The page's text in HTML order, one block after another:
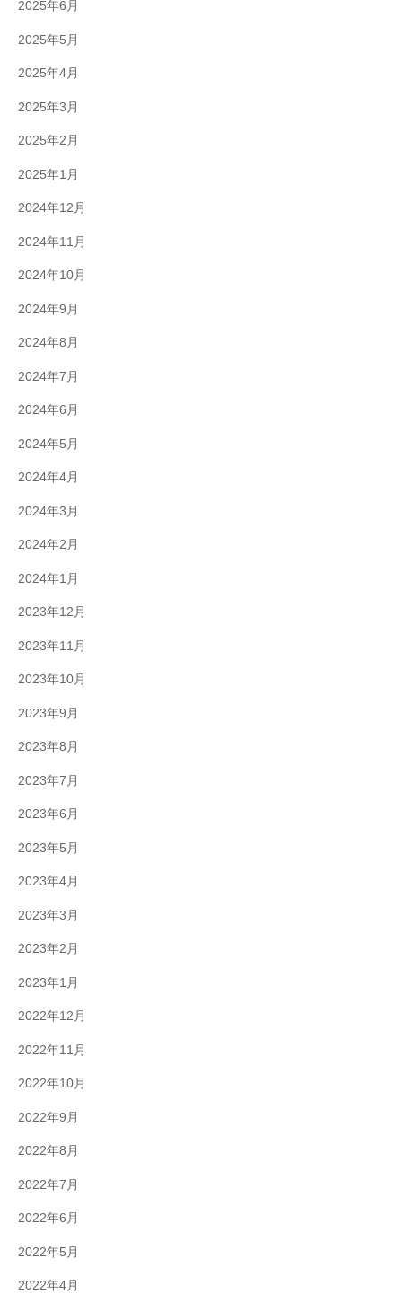
2025年6月
2025年5月
2025年4月
2025年3月
2025年2月
2025年1月
2024年12月
2024年11月
2024年10月
2024年9月
2024年8月
2024年7月
2024年6月
2024年5月
2024年4月
2024年3月
2024年2月
2024年1月
2023年12月
2023年11月
2023年10月
2023年9月
2023年8月
2023年7月
2023年6月
2023年5月
2023年4月
2023年3月
2023年2月
2023年1月
2022年12月
2022年11月
2022年10月
2022年9月
2022年8月
2022年7月
2022年6月
2022年5月
2022年4月